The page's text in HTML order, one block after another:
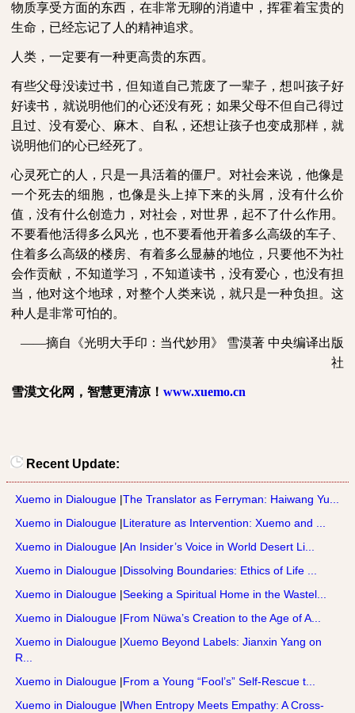
物质享受方面的东西，在非常无聊的消遣中，挥霍着宝贵的
生命，已经忘记了人的精神追求。
人类，一定要有一种更高贵的东西。
有些父母没读过书，但知道自己荒废了一辈子，想叫孩子好
好读书，就说明他们的心还没有死；如果父母不但自己得过
且过、没有爱心、麻木、自私，还想让孩子也变成那样，就
说明他们的心已经死了。
心灵死亡的人，只是一具活着的僵尸。对社会来说，他像是
一个死去的细胞，也像是头上掉下来的头屑，没有什么价
值，没有什么创造力，对社会，对世界，起不了什么作用。
不要看他活得多么风光，也不要看他开着多么高级的车子、
住着多么高级的楼房、有着多么显赫的地位，只要他不为社
会作贡献，不知道学习，不知道读书，没有爱心，也没有担
当，他对这个地球，对整个人类来说，就只是一种负担。这
种人是非常可怕的。
——摘自《光明大手印：当代妙用》 雪漠著 中央编译出版
社
雪漠文化网，智慧更清凉！ www.xuemo.cn
Recent Update:
Xuemo in Dialougue |The Translator as Ferryman: Haiwang Yu...
Xuemo in Dialougue |Literature as Intervention: Xuemo and ...
Xuemo in Dialougue |An Insider’s Voice in World Desert Li...
Xuemo in Dialougue |Dissolving Boundaries: Ethics of Life ...
Xuemo in Dialougue |Seeking a Spiritual Home in the Wastel...
Xuemo in Dialougue |From Nüwa’s Creation to the Age of A...
Xuemo in Dialougue |Xuemo Beyond Labels: Jianxin Yang on
R...
Xuemo in Dialougue |From a Young “Fool’s” Self-Rescue t...
Xuemo in Dialougue |When Entropy Meets Empathy: A Cross-